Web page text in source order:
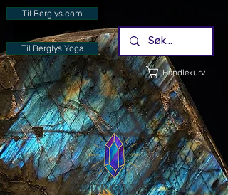
Til Berglys.com
Til Berglys Yoga
Handlekurv